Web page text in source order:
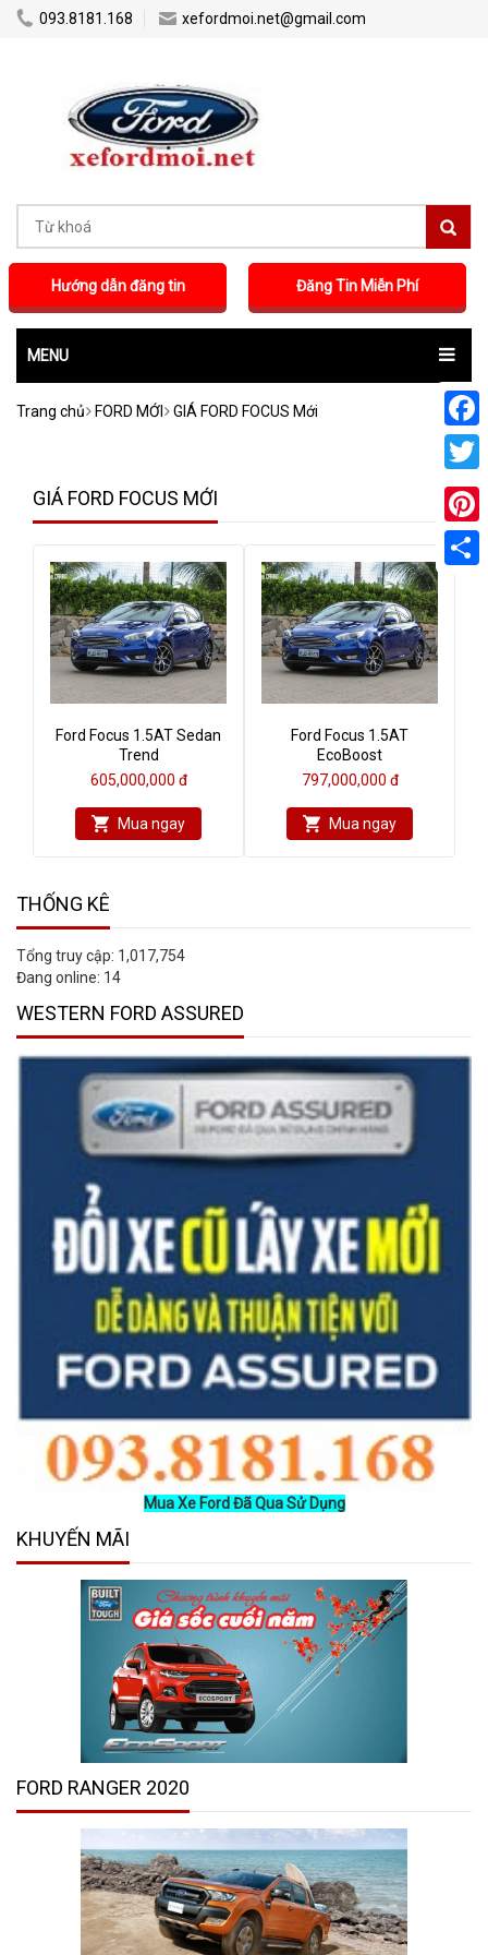
... 093.8181.168 xefordmoi.net@gmail.com
Đăng Tin Miễn Phí
Hướng dẫn đăng tin
MENU
Trang chủ FORD MỚI GIÁ FORD FOCUS Mới
GIÁ FORD FOCUS MỚI
Ford Focus 1.5AT Sedan
Trend
605,000,000 đ
Mua ngay
Ford Focus 1.5AT
EcoBoost
797,000,000 đ
Mua ngay
THỐNG KÊ
Tổng truy cập: 1,017,754
Đang online: 14
WESTERN FORD ASSURED
Mua Xe Ford Đã Qua Sử Dụng
KHUYẾN MÃI
FORD RANGER 2020